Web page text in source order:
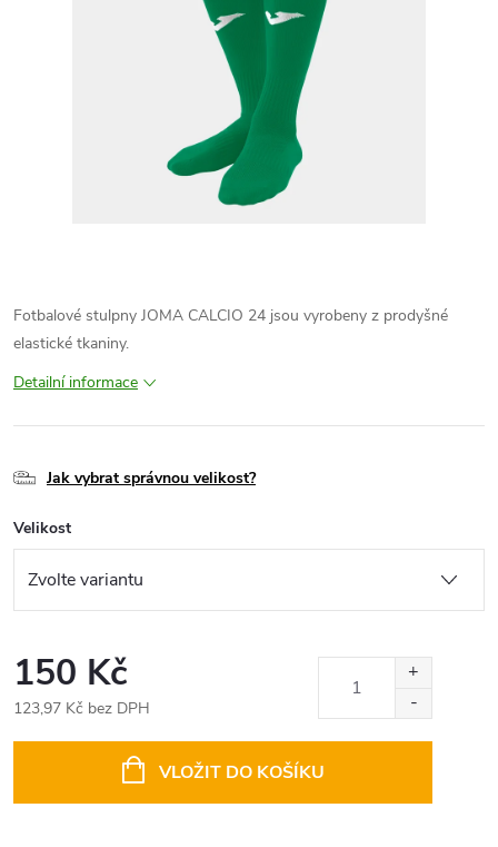
Fotbalové stulpny JOMA CALCIO 24 jsou vyrobeny z prodyšné
elastické tkaniny.
Detailní informace
Jak vybrat správnou velikost?
Velikost
150 Kč
123,97 Kč bez DPH
VLOŽIT DO KOŠÍKU